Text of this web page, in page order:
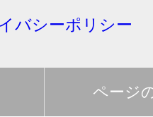
バシーポリシー
ページ